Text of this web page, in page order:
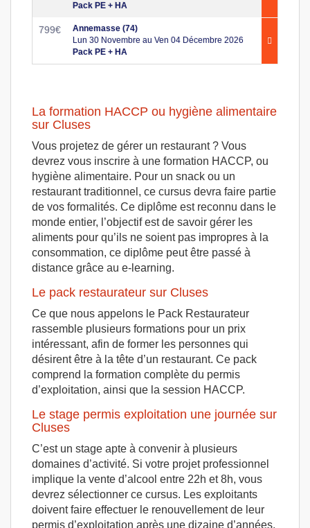
Pack PE + HA
799€
Annemasse (74)
Lun 30 Novembre au Ven 04 Décembre 2026
Pack PE + HA
La formation HACCP ou hygiène alimentaire
sur Cluses
Vous projetez de gérer un restaurant ? Vous
devrez vous inscrire à une formation HACCP, ou
hygiène alimentaire. Pour un snack ou un
restaurant traditionnel, ce cursus devra faire partie
de vos formalités. Ce diplôme est reconnu dans le
monde entier, l’objectif est de savoir gérer les
aliments pour qu’ils ne soient pas impropres à la
consommation, ce diplôme peut être passé à
distance grâce au e-learning.
Le pack restaurateur sur Cluses
Ce que nous appelons le Pack Restaurateur
rassemble plusieurs formations pour un prix
intéressant, afin de former les personnes qui
désirent être à la tête d’un restaurant. Ce pack
comprend la formation complète du permis
d’exploitation, ainsi que la session HACCP.
Le stage permis exploitation une journée sur
Cluses
C’est un stage apte à convenir à plusieurs
domaines d’activité. Si votre projet professionnel
implique la vente d’alcool entre 22h et 8h, vous
devrez sélectionner ce cursus. Les exploitants
doivent faire effectuer le renouvellement de leur
permis d’exploitation après une dizaine d’années,